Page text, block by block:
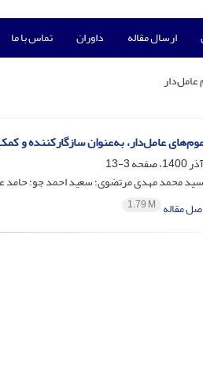
ارسال مقاله داوران تماس با ما
عامل‌دار
عامل‌دار، به‌عنوان سازگارکننده و
3-13
محمد مهدی مرتضوی؛ سعید احمد جو؛ حامد
مقاله 1.79 M